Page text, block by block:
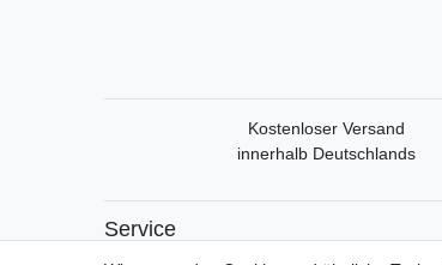
Kostenloser Versand
innerhalb Deutschlands
Service
Mein Konto